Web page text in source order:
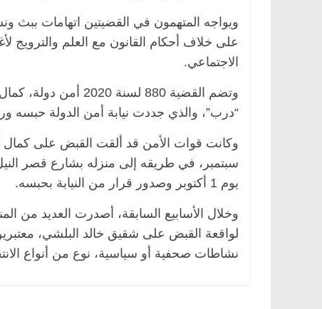
ويواجه المتهمون في القضيتين اتهامات ببث
على خلاف أحكام القانون مع العلم والترويج
الاجتماعي.
وتضم القضية 880
“درب”، والذي جددت نيابة أمن الدولة
سبتمبر، في طريقه إلى منزله بشارع قصر
يوم 1 أكتوبر وصدور قرار من النيابة بحبسه.
وخلال الأسابيع السابقة، أصدرت العديد من
لواقعة القبض على شقيق خالد البلشي،
نشاطات صحفية أو سياسية، نوع من أنواع
26 يناير، 2026